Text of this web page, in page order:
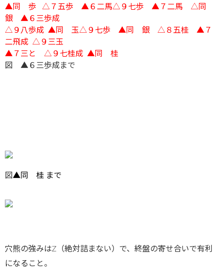
▲同 歩 △７五歩 ▲６二馬△９七歩 ▲７二馬 △同
銀 ▲６三歩成
△９八歩成 ▲同 玉△９七歩 ▲同 銀 △８五桂 ▲７
二飛成 △９三玉
▲７三と △９七桂成 ▲同 桂
図 ▲６三歩成まで
図 ▲同 桂 まで
穴熊の強みはZ（絶対詰まない）で、終盤の寄せ合いで有利
になること。